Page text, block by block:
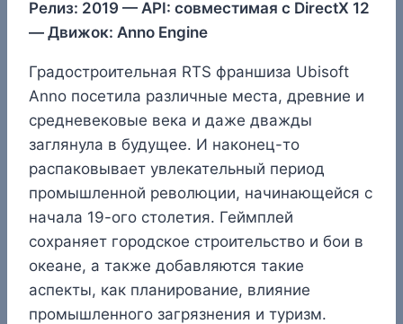
Релиз: 2019 — API: совместимая с DirectX 12
— Движок: Anno Engine
Градостроительная RTS франшиза Ubisoft
Anno посетила различные места, древние и
средневековые века и даже дважды
заглянула в будущее. И наконец-то
распаковывает увлекательный период
промышленной революции, начинающейся с
начала 19-ого столетия. Геймплей
сохраняет городское строительство и бои в
океане, а также добавляются такие
аспекты, как планирование, влияние
промышленного загрязнения и туризм.